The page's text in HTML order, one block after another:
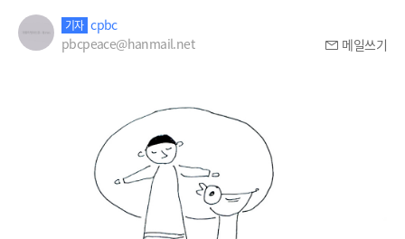
기자 cpbc
pbcpeace@hanmail.net
메일쓰기